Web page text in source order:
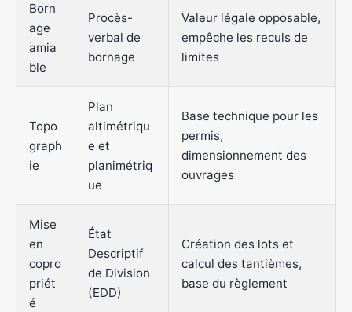
Born
age
amia
ble
Procès-
verbal de
bornage
Valeur légale opposable,
empêche les reculs de
limites
Topo
graph
ie
Plan
altimétriqu
e et
planimétriq
ue
Base technique pour les
permis,
dimensionnement des
ouvrages
Mise
en
copro
priét
é
État
Descriptif
de Division
(EDD)
Création des lots et
calcul des tantièmes,
base du règlement